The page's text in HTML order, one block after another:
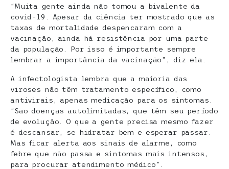
“Muita gente ainda não tomou a bivalente da
covid-19. Apesar da ciência ter mostrado que as
taxas de mortalidade despencaram com a
vacinação, ainda há resistência por uma parte
da população. Por isso é importante sempre
lembrar a importância da vacinação”, diz ela.
A infectologista lembra que a maioria das
viroses não têm tratamento específico, como
antivirais, apenas medicação para os sintomas.
“São doenças autolimitadas, que têm seu período
de evolução. O que a gente precisa mesmo fazer
é descansar, se hidratar bem e esperar passar.
Mas ficar alerta aos sinais de alarme, como
febre que não passa e sintomas mais intensos,
para procurar atendimento médico”.